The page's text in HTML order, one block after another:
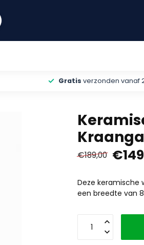
Gratis verzonden vanaf
€189,00
Deze keramische
een breedte van